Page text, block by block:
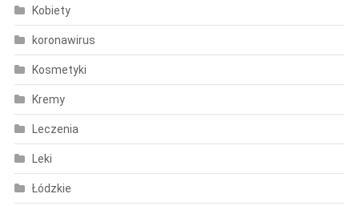
Kobiety
koronawirus
Kosmetyki
Kremy
Leczenia
Leki
Łódzkie